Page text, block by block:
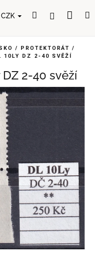
CZK HledatPřihlášení
/ PROTEKTORÁT /
10LY DZ 2-40 SVĚŽÍ
2-40 svěží